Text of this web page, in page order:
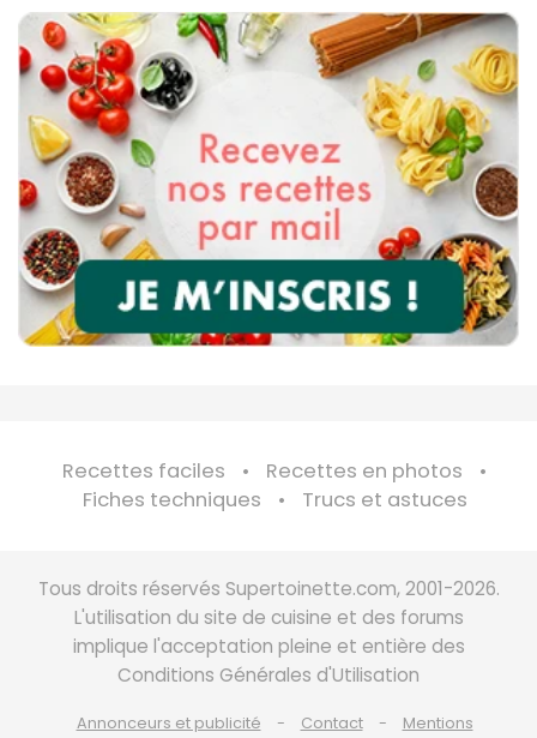
Recettes faciles
Recettes en photos
Fiches techniques
Trucs et astuces
Tous droits réservés Supertoinette.com, 2001-2026.
L'utilisation du site de cuisine et des forums
implique l'acceptation pleine et entière des
Conditions Générales d'Utilisation
Annonceurs et publicité Contact
Mentions